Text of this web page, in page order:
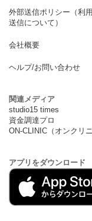
外部送信ポリシー（利
送信について）
会社概要
ヘルプ/お問い合わせ
関連メディア
studio15 times
資金調達プロ
ON-CLINIC（オンクリニ
アプリをダウンロード